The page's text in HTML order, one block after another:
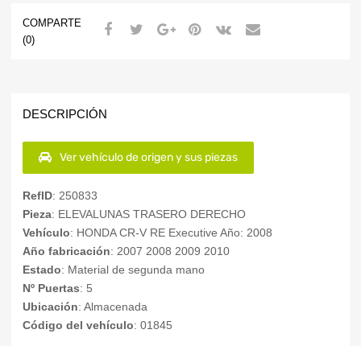
COMPARTE
(0)
DESCRIPCIÓN
Ver vehículo de origen y sus piezas
RefID: 250833
Pieza: ELEVALUNAS TRASERO DERECHO
Vehículo: HONDA CR-V RE Executive Año: 2008
Año fabricación: 2007 2008 2009 2010
Estado: Material de segunda mano
Nº Puertas: 5
Ubicación: Almacenada
Código del vehículo: 01845